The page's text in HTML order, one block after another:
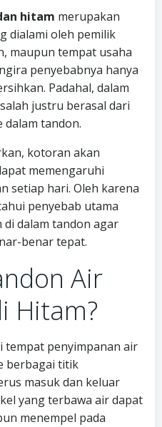
hitam merupakan
dialami oleh pemilik
maupun tempat usaha
penyebabnya hanya
Padahal, dalam
justru berasal dari
dalam tandon.
kotoran akan
memengaruhi
setiap hari. Oleh karena
penyebab utama
di dalam tandon agar
benar tepat.
Air
Hitam?
tempat penyimpanan air
berbagai titik
masuk dan keluar
yang terbawa air dapat
menempel pada